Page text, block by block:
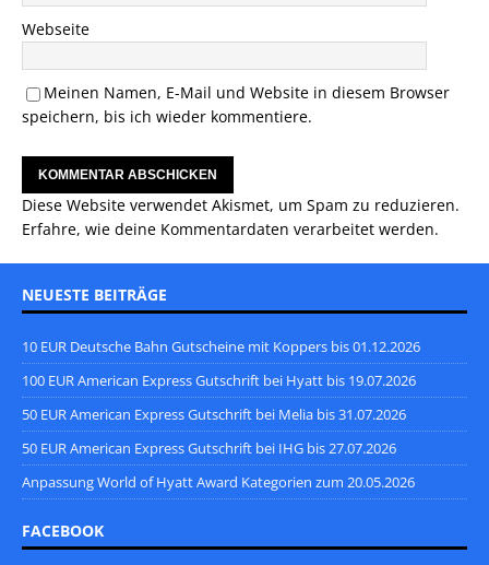
Webseite
Meinen Namen, E-Mail und Website in diesem Browser
speichern, bis ich wieder kommentiere.
Diese Website verwendet Akismet, um Spam zu reduzieren.
Erfahre, wie deine Kommentardaten verarbeitet werden.
NEUESTE BEITRÄGE
10 EUR Deutsche Bahn Gutscheine mit Koppers bis 01.12.2026
100 EUR American Express Gutschrift bei Hyatt bis 19.07.2026
50 EUR American Express Gutschrift bei Melia bis 31.07.2026
50 EUR American Express Gutschrift bei IHG bis 27.07.2026
Anpassung World of Hyatt Award Kategorien zum 20.05.2026
FACEBOOK